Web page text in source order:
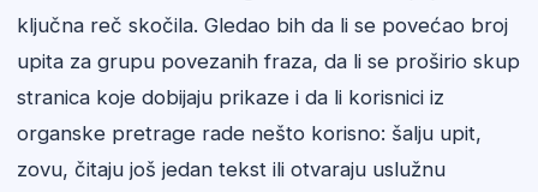
ključna reč skočila. Gledao bih da li se povećao broj
upita za grupu povezanih fraza, da li se proširio skup
stranica koje dobijaju prikaze i da li korisnici iz
organske pretrage rade nešto korisno: šalju upit,
zovu, čitaju još jedan tekst ili otvaraju uslužnu